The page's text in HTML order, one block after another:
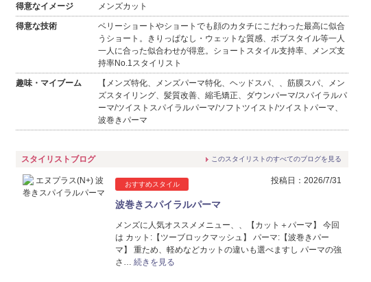
得意なイメージ メンズカット
得意な技術
ベリーショートやショートでも顔のカタチにこだわった最高に似合
うショート。きりっぱなし・ウェットな質感、ボブスタイル等一人
一人に合った似合わせが得意。ショートスタイル支持率、メンズ支
持率No.1スタイリスト
趣味・マイブーム
【メンズ特化、メンズパーマ特化、ヘッドスパ、、筋膜スパ、メン
ズスタイリング、髪質改善、縮毛矯正、ダウンパーマ/スパイラルパ
ーマ/ツイストスパイラルパーマ/ソフトツイスト/ツイストパーマ、
波巻きパーマ
スタイリストブログ このスタイリストのすべてのブログを見る
おすすめスタイル 投稿日：2026/7/31
波巻きスパイラルパーマ
メンズに人気オススメメニュー、、【カット＋パーマ】 今回
は カット:【ツーブロックマッシュ】 パーマ:【波巻きパー
マ】 重ため、軽めなどカットの違いも選べますし パーマの強
さ… 続きを見る